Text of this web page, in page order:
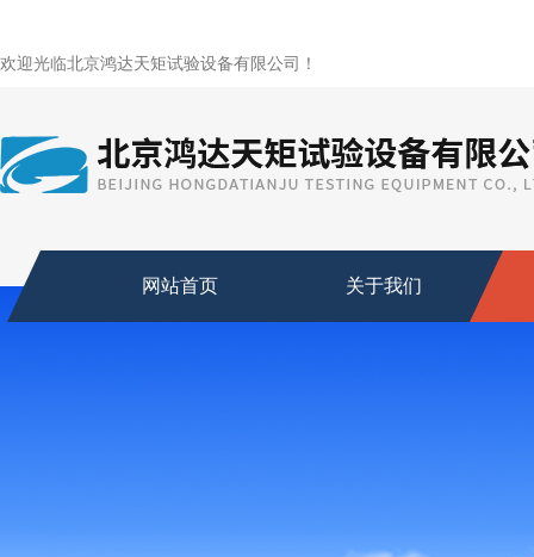
欢迎光临北京鸿达天矩试验设备有限公司！
网站首页 关于我们